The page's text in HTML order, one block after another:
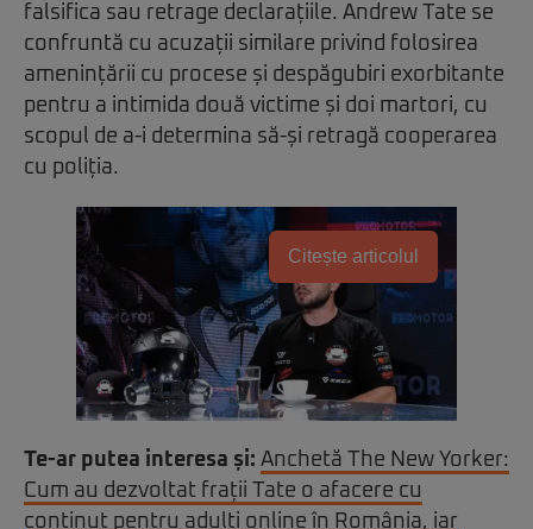
falsifica sau retrage declarațiile. Andrew Tate se
confruntă cu acuzații similare privind folosirea
amenințării cu procese și despăgubiri exorbitante
pentru a intimida două victime și doi martori, cu
scopul de a-i determina să-și retragă cooperarea
cu poliția.
Citește articolul
Te-ar putea interesa și: Anchetă The New Yorker:
Cum au dezvoltat frații Tate o afacere cu
conținut pentru adulți online în România, iar